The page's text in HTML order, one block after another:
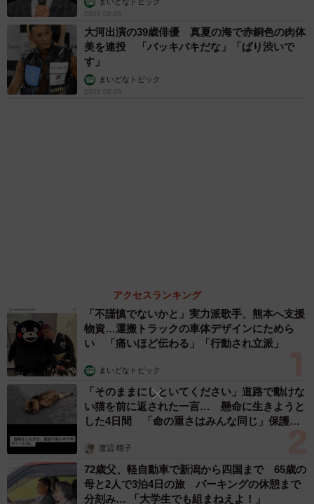
行橋 友
６位以降を見る
（新着記事順）
「人生こそがバラエティー」 マレーシア移住
を報告した菊地亜美 子どもの教育考え「小学
校へ入学するこのタイミングで挑戦」
まいどなトピック
京都駅をぶらぶら→ホームの隅に何やら「ドロ
ン」のポーズをする忍者 この暑い中いったい
なぜ？ 近づいてみたら… 「見つかるなんて
未熟」中将 タカノリ